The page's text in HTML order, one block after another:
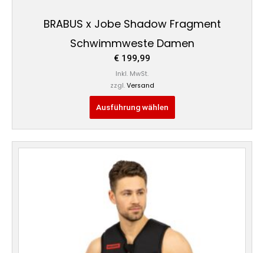
BRABUS x Jobe Shadow Fragment
Schwimmweste Damen
€ 199,99
Inkl. MwSt.
zzgl. Versand
Ausführung wählen
Dieses
Produkt
weist
mehrere
Varianten
auf.
Die